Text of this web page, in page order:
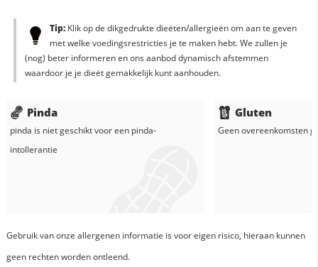
Tip:Klik op de dikgedrukte dieëten/allergieën om aan te geven
met welke voedingsrestricties je te maken hebt. We zullen je
(nog) beter informeren en ons aanbod dynamisch afstemmen
waardoor je je dieët gemakkelijk kunt aanhouden.
Pinda
pinda is niet geschikt voor een pinda-
intollerantie
Gluten
Geen overeenkomsten
Gebruik van onze allergenen informatie is voor eigen risico, hieraan kunnen
geen rechten worden ontleend.